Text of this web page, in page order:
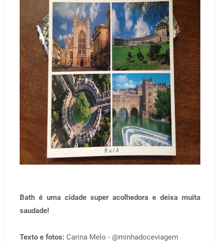
Bath é uma cidade super acolhedora e deixa muita
saudade!
Texto e fotos: Carina Melo - @minhadoceviagem